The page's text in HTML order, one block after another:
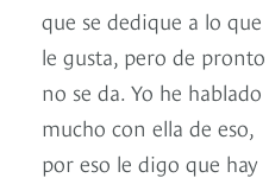
que se dedique a lo que
le gusta, pero de pronto
no se da. Yo he hablado
mucho con ella de eso,
por eso le digo que hay